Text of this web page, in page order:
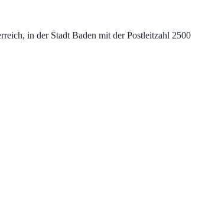
in der Stadt Baden mit der Postleitzahl 2500